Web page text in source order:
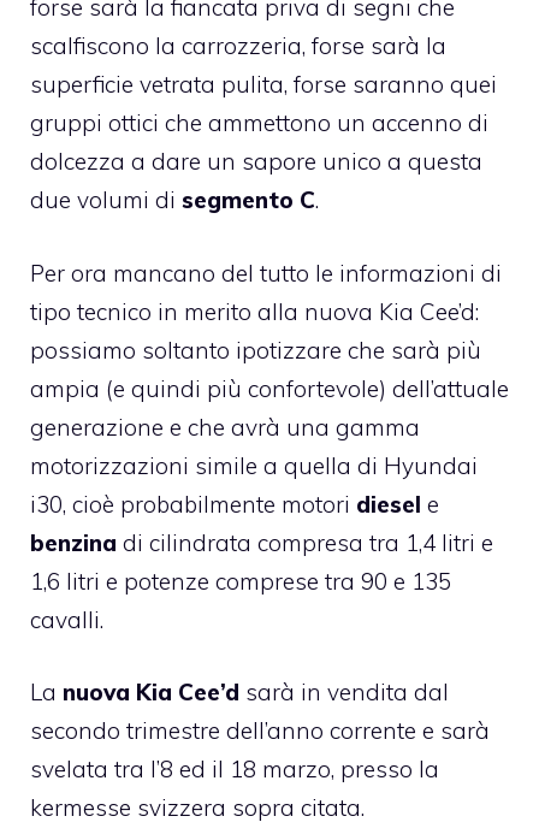
forse sarà la fiancata priva di segni che
scalfiscono la carrozzeria, forse sarà la
superficie vetrata pulita, forse saranno quei
gruppi ottici che ammettono un accenno di
dolcezza a dare un sapore unico a questa
due volumi di segmento C.
Per ora mancano del tutto le informazioni di
tipo tecnico in merito alla nuova Kia Cee’d:
possiamo soltanto ipotizzare che sarà più
ampia (e quindi più confortevole) dell’attuale
generazione e che avrà una gamma
motorizzazioni simile a quella di Hyundai
i30, cioè probabilmente motori diesel e
benzina di cilindrata compresa tra 1,4 litri e
1,6 litri e potenze comprese tra 90 e 135
cavalli.
La nuova Kia Cee’d sarà in vendita dal
secondo trimestre dell’anno corrente e sarà
svelata tra l’8 ed il 18 marzo, presso la
kermesse svizzera sopra citata.